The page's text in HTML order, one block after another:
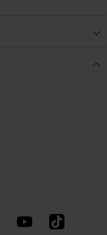
PinterestYouTube TikTok